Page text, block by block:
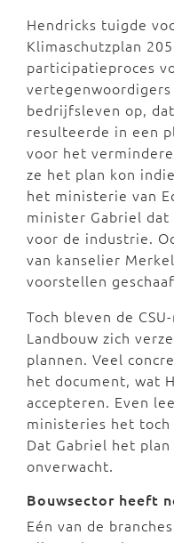
Hendricks tuigde
Klimaschutzplan
participatieproces
bedrijfsleven op,
resulteerde in een
voor het
ze het plan kon
het ministerie van
minister Gabriel
voor de industrie.
van kanselier
voorstellen
Toch bleven de
Landbouw zich
plannen. Veel
het document, wat
accepteren. Even
ministeries het toch
Dat Gabriel het
onverwacht.
Bouwsector heeft
Eén van de